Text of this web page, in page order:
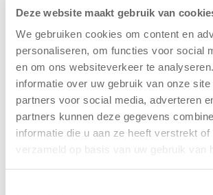
Deze website maakt gebruik van
We gebruiken cookies om content en
personaliseren, om functies voor social
en om ons websiteverkeer te
informatie over uw gebruik van onze site
partners voor social media, adverteren
partners kunnen deze gegevens
informatie die u aan ze heeft verstrekt of
verzameld op basis van uw gebruik van
Gerelateerde berichten
Kids First
Kids